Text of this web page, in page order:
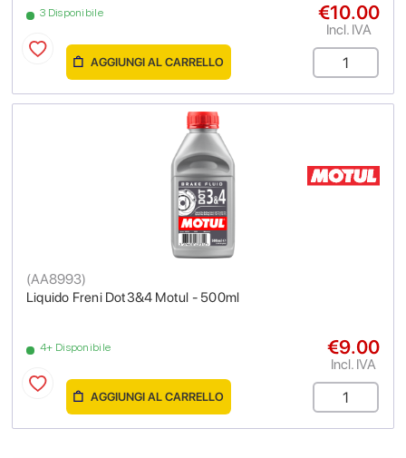
3 Disponibile €10.00
Incl. IVA
AGGIUNGI AL CARRELLO
Liquido Freni Dot3&4 Motul - 500ml
(AA8993)
4+ Disponibile €9.00
Incl. IVA
AGGIUNGI AL CARRELLO